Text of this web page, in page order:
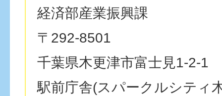
経済部産業振興課
〒292-8501
千葉県木更津市富士見1-2-1
駅前庁舎(スパークルシティ